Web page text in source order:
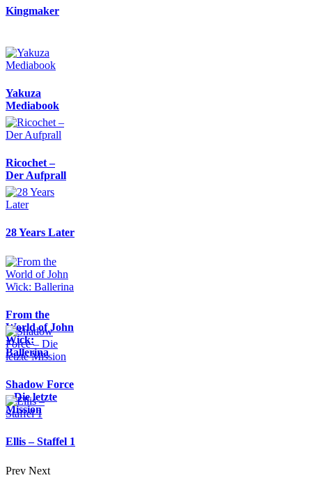
Kingmaker
Yakuza
Mediabook
Ricochet –
Der Aufprall
28 Years Later
From the
World of John
Wick:
Ballerina
Shadow Force
– Die letzte
Mission
Ellis – Staffel 1
Prev Next